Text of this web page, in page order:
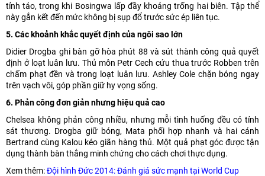
tỉnh táo, trong khi Bosingwa lấp đầy khoảng trống hai biên. Tập thể
này gắn kết đến mức không bị sụp đổ trước sức ép liên tục.
5. Các khoảnh khắc quyết định của ngôi sao lớn
Didier Drogba ghi bàn gỡ hòa phút 88 và sút thành công quả quyết
định ở loạt luân lưu. Thủ môn Petr Cech cứu thua trước Robben trên
chấm phạt đền và trong loạt luân lưu. Ashley Cole chặn bóng ngay
trên vạch vôi, góp phần giữ hy vọng sống.
6. Phản công đơn giản nhưng hiệu quả cao
Chelsea không phản công nhiều, nhưng mỗi tình huống đều có tính
sát thương. Drogba giữ bóng, Mata phối hợp nhanh và hai cánh
Bertrand cùng Kalou kéo giãn hàng thủ. Một quả phạt góc được tận
dụng thành bàn thắng minh chứng cho cách chơi thực dụng.
Xem thêm:Đội hình Đức 2014: Đánh giá sức mạnh tại World Cup